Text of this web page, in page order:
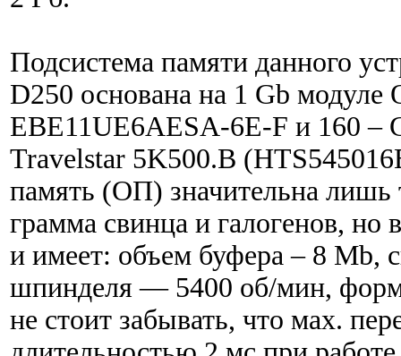
Подсистема памяти данного
D250 основана на 1 Gb
EBE11UE6AESA-6E-F и 160 –
Travelstar 5K500.B
память (ОП) значительна лишь
грамма свинца и галогенов,
и имеет: объем буфера – 8 Mb,
шпинделя — 5400 об/мин,
не стоит забывать, что мах.